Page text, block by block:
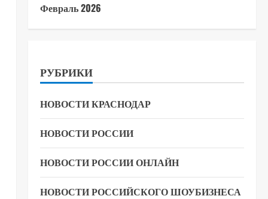
Февраль 2026
РУБРИКИ
НОВОСТИ КРАСНОДАР
НОВОСТИ РОССИИ
НОВОСТИ РОССИИ ОНЛАЙН
НОВОСТИ РОССИЙСКОГО ШОУБИЗНЕСА